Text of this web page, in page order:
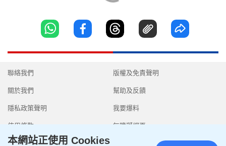
聯絡我們
關於我們
隱私政策聲明
使用條款
版權及免責聲明
幫助及反饋
我要爆料
無障礙網頁
本網站正使用 Cookies